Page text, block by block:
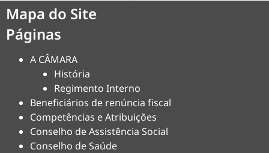
Mapa do Site
Páginas
A CÂMARA
História
Regimento Interno
Beneficiários de renúncia fiscal
Competências e Atribuições
Conselho de Assistência Social
Conselho de Saúde